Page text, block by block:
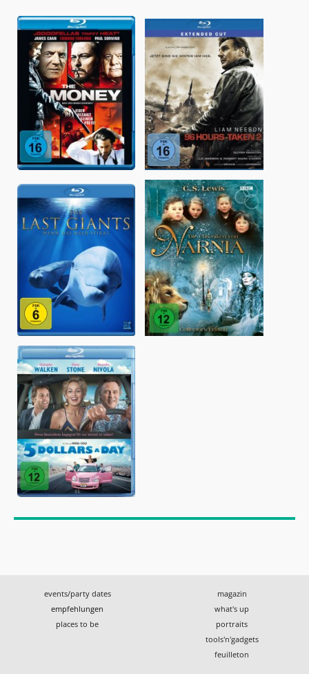
events/party dates
empfehlungen
places to be
magazin
what's up
portraits
tools'n'gadgets
feuilleton